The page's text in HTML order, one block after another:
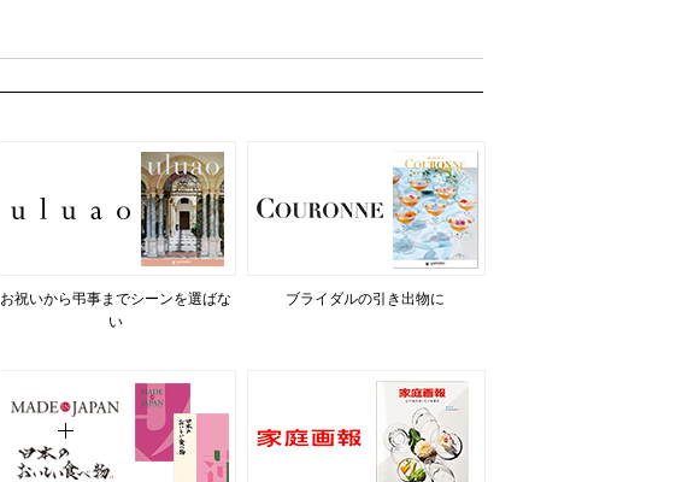
お祝いから弔事までシーンを選ばな
い
ブライダルの引き出物に